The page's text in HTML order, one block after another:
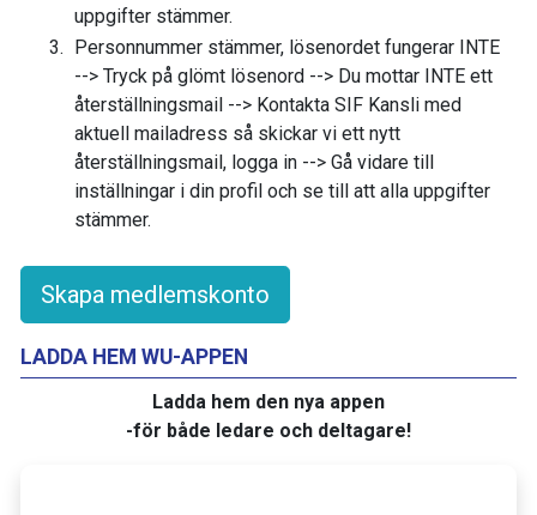
Skapa medlemskonto
LADDA HEM WU-APPEN
Ladda hem den nya appen
-för både ledare och deltagare!
uppgifter stämmer.
Personnummer stämmer, lösenordet fungerar INTE
--> Tryck på glömt lösenord --> Du mottar INTE ett
återställningsmail --> Kontakta SIF Kansli med
aktuell mailadress så skickar vi ett nytt
återställningsmail, logga in --> Gå vidare till
inställningar i din profil och se till att alla uppgifter
stämmer.